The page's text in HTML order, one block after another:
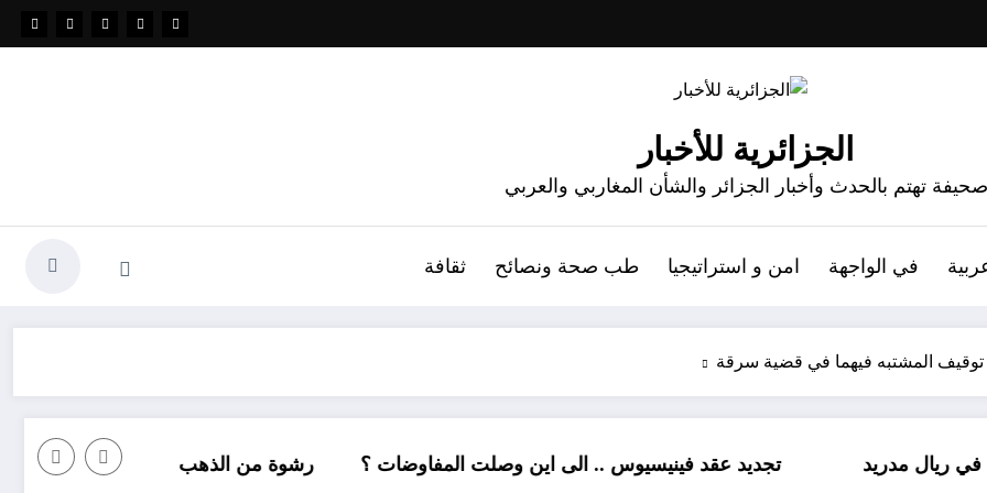
الجزائرية للأخبار
صحيفة تهتم بالحدث وأخبار الجزائر والشأن المغاربي والعربي
في الواجهة امن و استراتيجيا طب صحة ونصائح ثقافة
المشتبه فيهما في قضية سرقة
تجديد عقد فينيسيوس .. الى اين وصلت المفاوضات ؟ رشوة من الذهب كل شيء عن شراء السكنات في